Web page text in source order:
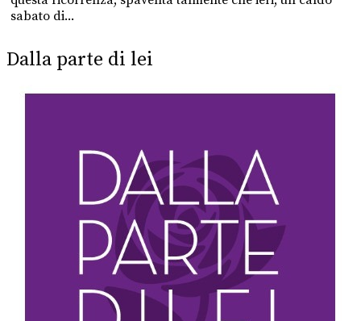
sabato di...
Dalla parte di lei